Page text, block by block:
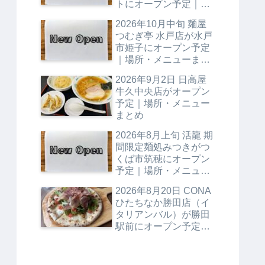
トにオープン予定｜場
2026年10月中旬 麺屋
つむぎ亭 水戸店が水戸
市姫子にオープン予定
｜場所・メニューまと
2026年9月2日 日高屋
牛久中央店がオープン
予定｜場所・メニュー
まとめ
2026年8月上旬 活龍 期
間限定麺処みつきがつ
くば市筑穂にオープン
予定｜場所・メニュー
2026年8月20日 CONA
ひたちなか勝田店（イ
タリアンバル）が勝田
駅前にオープン予定｜